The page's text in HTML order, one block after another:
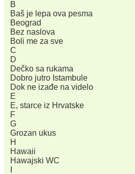
B
Baš je lepa ova pesma
Beograd
Bez naslova
Boli me za sve
C
D
Dečko sa rukama
Dobro jutro Istambule
Dok ne izađe na videlo
E
E, starce iz Hrvatske
F
G
Grozan ukus
H
Hawaii
Hawajski WC